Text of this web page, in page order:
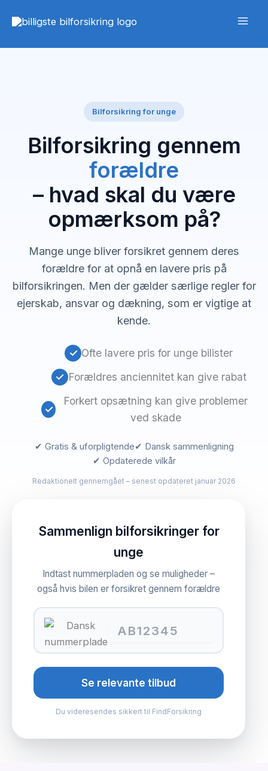
Bilforsikring for unge
Bilforsikring gennem
forældre
– hvad skal du være
opmærksom på?
Mange unge bliver forsikret gennem deres
forældre for at opnå en lavere pris på
bilforsikringen. Men der gælder særlige regler for
ejerskab, ansvar og dækning, som er vigtige at
kende.
✓ Ofte lavere pris for unge bilister
✓ Forældres anciennitet kan give rabat
✓
Forkert opsætning kan give problemer
ved skade
✔ Gratis & uforpligtende✔ Dansk sammenligning
✔ Opdaterede vilkår
Redaktionelt gennemgået – senest opdateret januar 2026
Sammenlign bilforsikringer for
unge
Indtast nummerpladen og se muligheder –
også hvis bilen er forsikret gennem forældre
Se relevante tilbud
Du videresendes sikkert til FindForsikring